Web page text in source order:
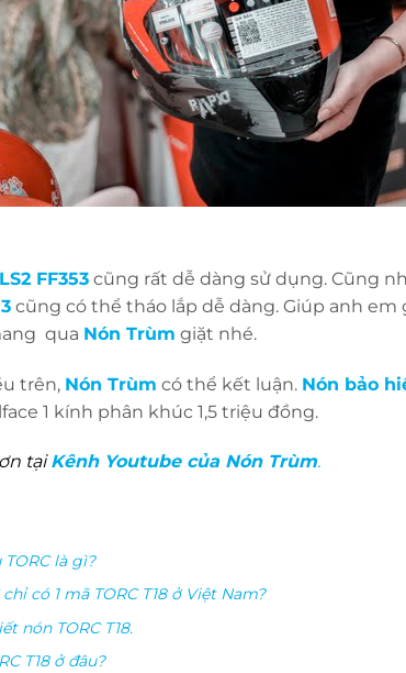
LS2 FF353 cũng rất dễ dàng sử dụng. Cũng
cũng có thể tháo lắp dễ dàng. Giúp anh
qua Nón Trùm giặt nhé.
trên, Nón Trùm có thể kết luận. Nón bảo
1 kính phân khúc 1,5 triệu đồng.
tạiKênh Youtube của Nón Trùm.
là gì?
chỉ có 1 mã TORC T18 ở Việt Nam?
nón TORC T18.
T18 ở đâu?